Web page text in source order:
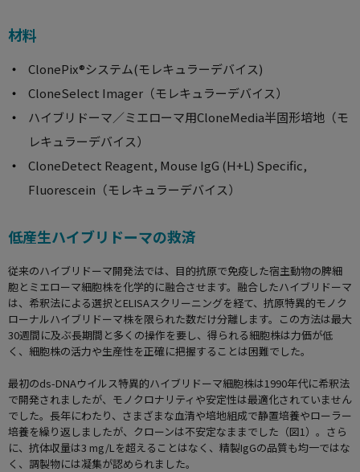
材料
ClonePix®システム(モレキュラーデバイス)
CloneSelect Imager（モレキュラーデバイス）
ハイブリドーマ／ミエローマ用CloneMedia半固形培地（モ
レキュラーデバイス）
CloneDetect Reagent, Mouse IgG (H+L) Specific,
Fluorescein（モレキュラーデバイス）
低産生ハイブリドーマの救済
従来のハイブリドーマ開発法では、目的抗原で免疫した宿主動物の脾細
胞とミエローマ細胞株を化学的に融合させます。融合したハイブリドーマ
は、希釈法による選択とELISAスクリーニングを経て、抗原特異的モノク
ローナルハイブリドーマ株を限られた数だけ分離します。この方法は最大
30週間に及ぶ長期間と多くの操作を要し、得られる細胞株は力価が低
く、細胞株の活力や生産性を正確に把握することは困難でした。
最初のds-DNAウイルス特異的ハイブリドーマ細胞株は1990年代に希釈法
で開発されましたが、モノクロナリティや安定性は最適化されていません
でした。長年にわたり、さまざまな血清や培地組成で静置培養やローラー
培養を繰り返しましたが、クローンは不安定なままでした（図1）。さら
に、抗体収量は3 mg/Lを超えることはなく、精製IgGの品質も均一ではな
く、調製物には凝集が認められました。